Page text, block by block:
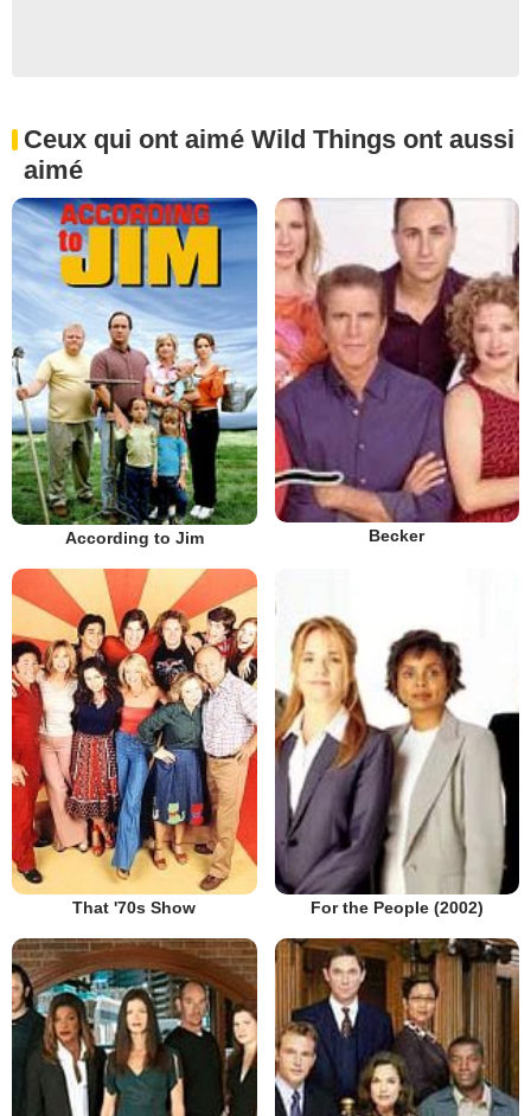
Ceux qui ont aimé Wild Things ont aussi
aimé
According to Jim Becker
That '70s Show For the People (2002)